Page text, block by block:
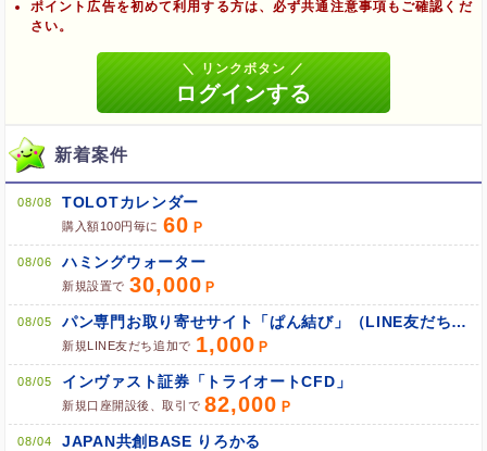
ポイント広告を初めて利用する方は、必ず共通注意事項もご確認くだ
さい。ブラウザのクッキー情報を削除する
ブラウザのアプリ、ウィンドウ、タブを閉じる
他のサイトにアクセスする
ブラウザのクッキー情報を全て削除してブラウザを再起動
ポケマNetにログインして「ポイント対象リンク」からポイント
広告を利用
新着案件
08/08 TOLOTカレンダー
購入額100円毎に 60
08/06 ハミングウォーター
新規設置で 30,000
08/05 パン専門お取り寄せサイト「ぱん結び」（LINE友だち追加）
新規LINE友だち追加で 1,000
08/05 インヴァスト証券「トライオートCFD」
新規口座開設後、取引で 82,000
08/04 JAPAN共創BASE りろかる